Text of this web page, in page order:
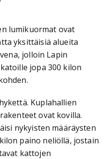
lumikuormat ovat
yksittäisiä alueita
jolloin Lapin
jopa 300 kilon
Kuplahallien
ovat kovilla.
nykyisten määräysten
paino neliöllä, jostain
kattojen